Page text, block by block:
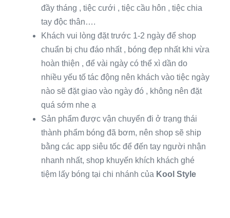
đầy tháng , tiệc cưới , tiệc cầu hôn , tiệc chia
tay độc thân….
Khách vui lòng đặt trước 1-2 ngày để shop
chuẩn bị chu đáo nhất , bóng đẹp nhất khi vừa
hoàn thiện , để vài ngày có thể xì dần do
nhiều yếu tố tác động nên khách vào tiệc ngày
nào sẽ đặt giao vào ngày đó , không nên đặt
quá sớm nhe ạ
Sản phẩm được vận chuyển đi ở trạng thái
thành phẩm bóng đã bơm, nên shop sẽ ship
bằng các app siêu tốc để đến tay người nhận
nhanh nhất, shop khuyến khích khách ghé
tiệm lấy bóng tại chi nhánh của Kool Style